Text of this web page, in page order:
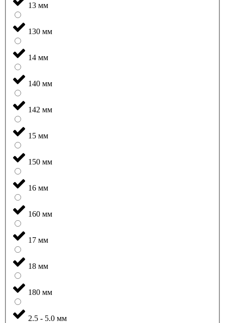
13 мм
130 мм
14 мм
140 мм
142 мм
15 мм
150 мм
16 мм
160 мм
17 мм
18 мм
180 мм
2.5 - 5.0 мм